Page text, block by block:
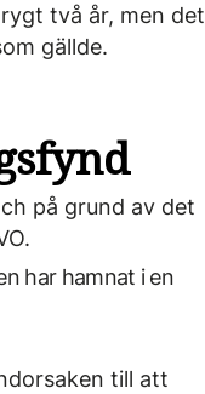
två år, men det
gällde.
på grund av det
har hamnat i en
till att